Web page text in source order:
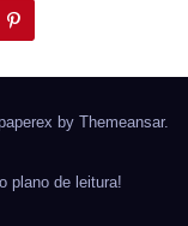
by Themeansar.
plano de leitura!